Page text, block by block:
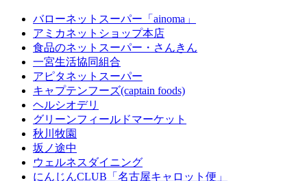
バローネットスーパー「ainoma」
アミカネットショップ本店
食品のネットスーパー・さんきん
一宮生活協同組合
アピタネットスーパー
キャプテンフーズ(captain foods)
ヘルシオデリ
グリーンフィールドマーケット
秋川牧園
坂ノ途中
ウェルネスダイニング
にんじんCLUB「名古屋キャロット便」